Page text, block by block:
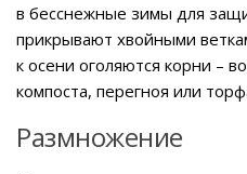
в бесснежные зимы для
прикрывают хвойными
к осени оголяются корни –
компоста, перегноя или
Размножение